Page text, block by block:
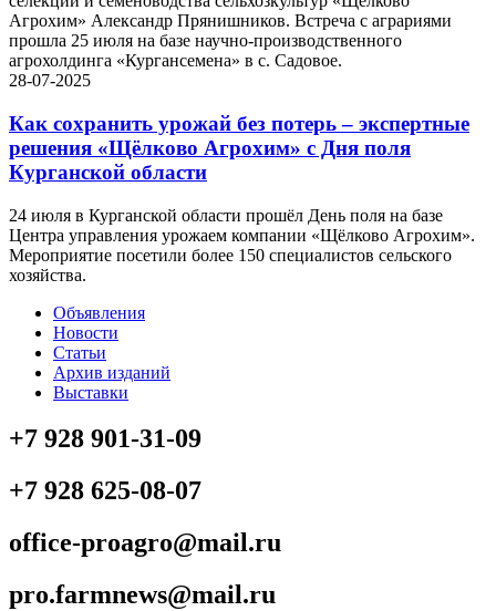
Агрохим» Александр Прянишников. Встреча с аграриями
прошла 25 июля на базе научно-производственного
агрохолдинга «Кургансемена» в с. Садовое.
28-07-2025
Как сохранить урожай без потерь – экспертные
решения «Щёлково Агрохим» с Дня поля
Курганской области
24 июля в Курганской области прошёл День поля на базе
Центра управления урожаем компании «Щёлково Агрохим».
Мероприятие посетили более 150 специалистов сельского
хозяйства.
Объявления
Новости
Статьи
Архив изданий
Выставки
+7 928 901-31-09
+7 928 625-08-07
office-proagro@mail.ru
pro.farmnews@mail.ru